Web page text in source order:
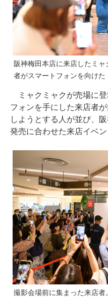
阪神梅田本店に来店したミ
者がスマートフォンを向けた
ミャクミャクが売場に登
フォンを手にした来店者
しようとする人が並び、
発売に合わせた来店イベン
撮影会場前に集まった来店